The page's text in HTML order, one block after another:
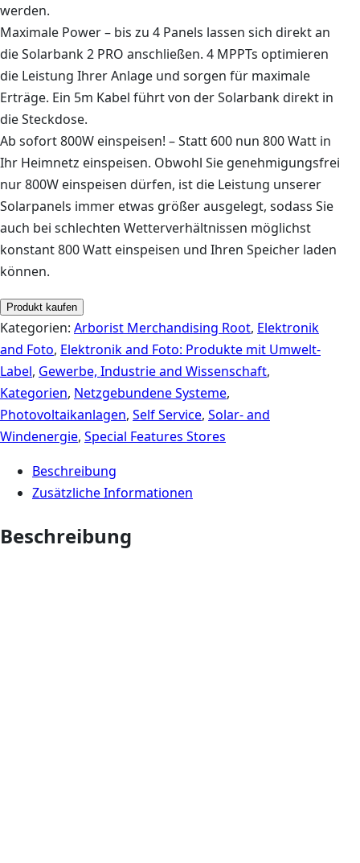
werden.
Maximale Power – bis zu 4 Panels lassen sich direkt an
die Solarbank 2 PRO anschließen. 4 MPPTs optimieren
die Leistung Ihrer Anlage und sorgen für maximale
Erträge. Ein 5m Kabel führt von der Solarbank direkt in
die Steckdose.
Ab sofort 800W einspeisen! – Statt 600 nun 800 Watt in
Ihr Heimnetz einspeisen. Obwohl Sie genehmigungsfrei
nur 800W einspeisen dürfen, ist die Leistung unserer
Solarpanels immer etwas größer ausgelegt, sodass Sie
auch bei schlechten Wetterverhältnissen möglichst
konstant 800 Watt einspeisen und Ihren Speicher laden
können.
Produkt kaufen
Kategorien: Arborist Merchandising Root, Elektronik
and Foto, Elektronik and Foto: Produkte mit Umwelt-
Label, Gewerbe, Industrie and Wissenschaft,
Kategorien, Netzgebundene Systeme,
Photovoltaikanlagen, Self Service, Solar- and
Windenergie, Special Features Stores
Beschreibung
Zusätzliche Informationen
Beschreibung